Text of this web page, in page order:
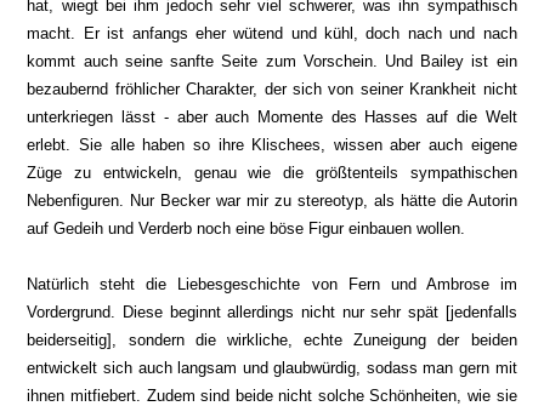
hat, wiegt bei ihm jedoch sehr viel schwerer, was ihn sympathisch
macht. Er ist anfangs eher wütend und kühl, doch nach und nach
kommt auch seine sanfte Seite zum Vorschein. Und Bailey ist ein
bezaubernd fröhlicher Charakter, der sich von seiner Krankheit nicht
unterkriegen lässt - aber auch Momente des Hasses auf die Welt
erlebt. Sie alle haben so ihre Klischees, wissen aber auch eigene
Züge zu entwickeln, genau wie die größtenteils sympathischen
Nebenfiguren. Nur Becker war mir zu stereotyp, als hätte die Autorin
auf Gedeih und Verderb noch eine böse Figur einbauen wollen.
Natürlich steht die Liebesgeschichte von Fern und Ambrose im
Vordergrund. Diese beginnt allerdings nicht nur sehr spät [jedenfalls
beiderseitig], sondern die wirkliche, echte Zuneigung der beiden
entwickelt sich auch langsam und glaubwürdig, sodass man gern mit
ihnen mitfiebert. Zudem sind beide nicht solche Schönheiten, wie sie